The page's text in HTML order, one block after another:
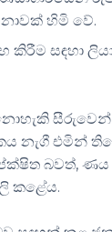
හිමි වේ.
සඳහා
නැගී එමින්
බවත්,
කළේය.